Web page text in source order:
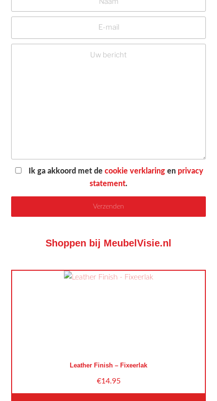
Ik ga akkoord met decookie verklaring en privacy
statement.
Shoppen bij MeubelVisie.nl
Leather Finish – Fixeerlak
€14.95